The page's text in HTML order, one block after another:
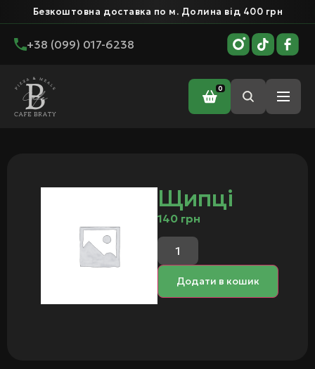
Безкоштовна доставка по м. Долина від 400 грн
+38 (099) 017-6238
0
Головна / Щипці
Щипці
140 грн
Додати в кошик